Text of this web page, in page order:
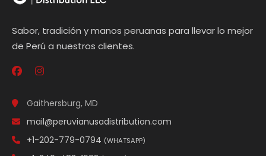
Sabor, tradición y manos peruanas para llevar lo mejor
de Perú a nuestros clientes.
Gaithersburg, MD
mail@peruvianusadistribution.com
+1-202-779-0794 (WHATSAPP)